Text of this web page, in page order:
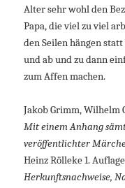
Alter sehr wohl den
Papa, die viel zu viel
den Seilen hängen
und ab und zu dann
zum Affen machen.
Jakob Grimm, Wilhelm
Mit einem Anhang
veröffentlichter
Heinz Rölleke 1.
Herkunftsnachweise,